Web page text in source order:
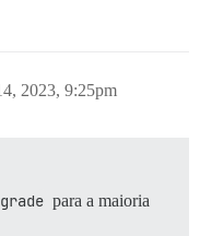
2023, 9:25pm
para a maioria